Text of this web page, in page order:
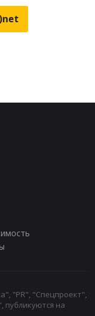
"PR", "Спецпроект",
публикуются на